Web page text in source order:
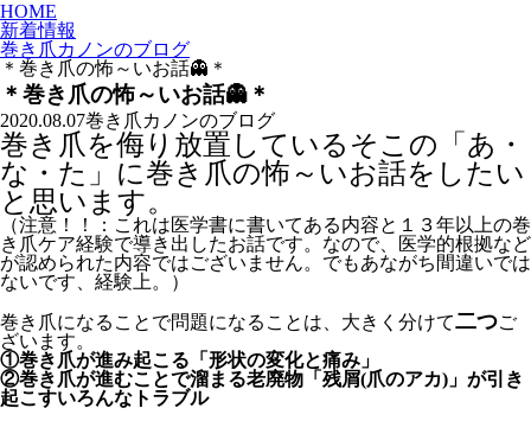
HOME
新着情報
巻き爪カノンのブログ
＊巻き爪の怖～いお話👻＊
＊巻き爪の怖～いお話👻＊
2020.08.07巻き爪カノンのブログ
巻き爪を侮り放置しているそこの「あ・
な・た」に巻き爪の怖～いお話をしたい
と思います。
（注意！！：これは医学書に書いてある内容と１３年以上の巻
き爪ケア経験で導き出したお話です。なので、医学的根拠など
が認められた内容ではございません。でもあながち間違いでは
ないです、経験上。）
巻き爪になることで問題になることは、大きく分けて二つご
ざいます。
①巻き爪が進み起こる「形状の変化と痛み」
②巻き爪が進むことで溜まる老廃物「残屑(爪のアカ)」が引き
起こすいろんなトラブル